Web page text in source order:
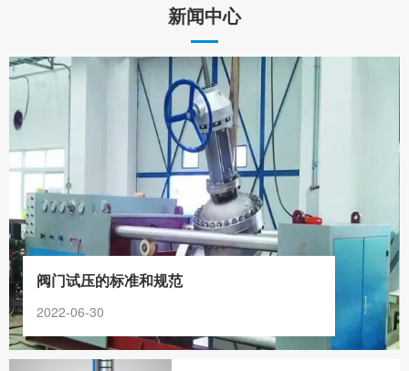
新闻中心
阀门试压的标准和规范
2022-06-30